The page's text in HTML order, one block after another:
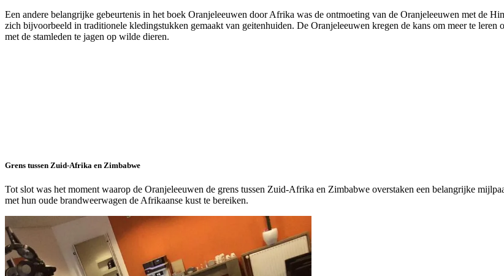
Een andere belangrijke gebeurtenis in het boek Oranjeleeuwen door Afrika was de ontmoeting van de Oranjeleeuwen met de
zich bijvoorbeeld in traditionele kledingstukken gemaakt van geitenhuiden. De Oranjeleeuwen kregen de kans om meer te
met de stamleden te jagen op wilde dieren.
Grens tussen Zuid-Afrika en Zimbabwe
Tot slot was het moment waarop de Oranjeleeuwen de grens tussen Zuid-Afrika en Zimbabwe overstaken een belangrijke
met hun oude brandweerwagen de Afrikaanse kust te bereiken.